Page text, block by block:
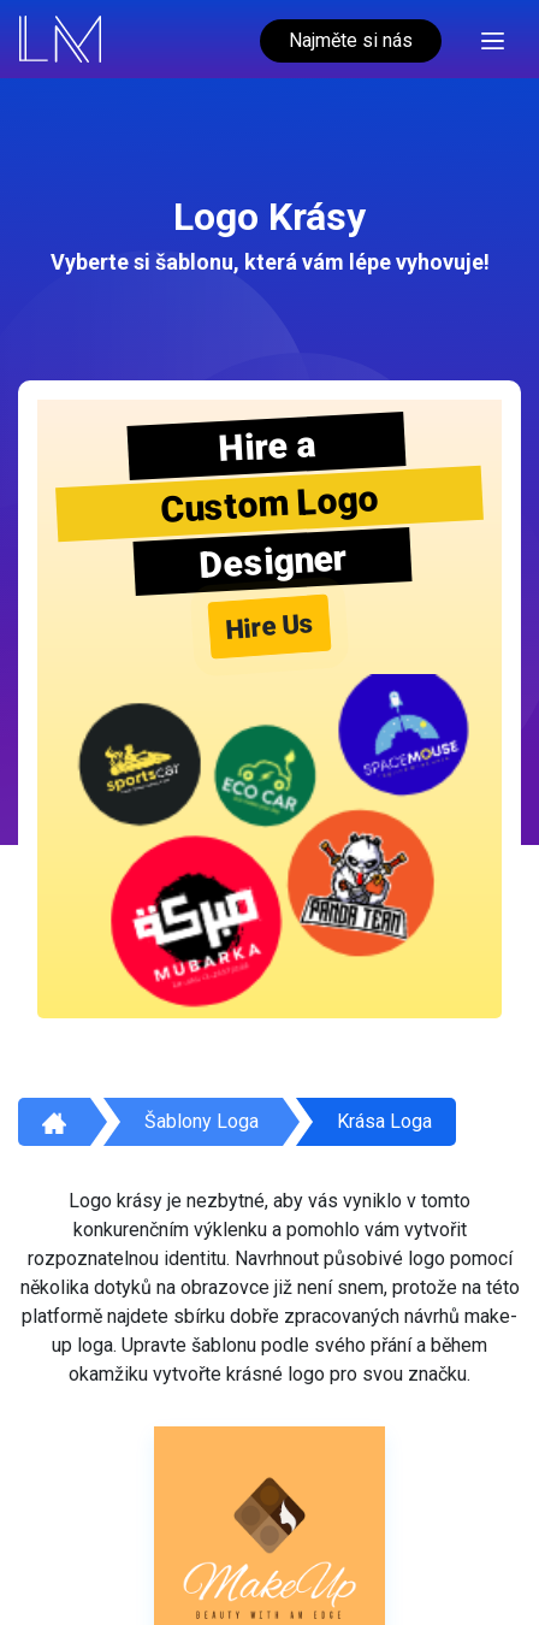
Najměte si nás
Logo Krásy
Vyberte si šablonu, která vám lépe vyhovuje!
Hire a
Custom Logo
Designer
Hire Us
Šablony Loga Krása Loga
Logo krásy je nezbytné, aby vás vyniklo v tomto
konkurenčním výklenku a pomohlo vám vytvořit
rozpoznatelnou identitu. Navrhnout působivé logo pomocí
několika dotyků na obrazovce již není snem, protože na této
platformě najdete sbírku dobře zpracovaných návrhů make-
up loga. Upravte šablonu podle svého přání a během
okamžiku vytvořte krásné logo pro svou značku.